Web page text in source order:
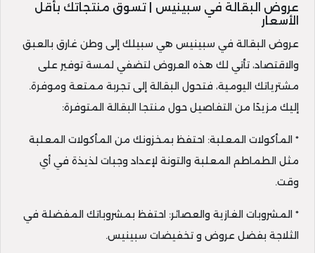
عروض البقالة في سبينيس | تسوق منتجاتك بأقل
الأسعار
عروض البقالة في سبينيس هي سبيلك إلى وطن غارق بالعبق
والاقتصاد، تأتي لك هذه العروض لتضفي لمسة توفير على
مشترياتك اليومية، فتحول البقالة إلى تجربة ممتعة وموفرة.
إليك مزيدًا من التفاصيل حول منتجا البقالة المتوفرة:
* المأكولات المعلبة: احتفظ بمخزونك من المأكولات المعلبة
مثل الطماطم المعلبة والتونة لإعداد وجبات لذيذة في أي
وقت.
* المشروبات الغازية والعصائر: احتفظ بمشروباتك المفضلة في
الثلاجة بفضل عروض و تخفيضات سبينيس.